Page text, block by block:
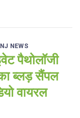
NEWS
पैथोलॉजी
का ब्लड़ सैंपल
वायरल